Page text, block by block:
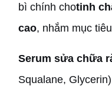
bì chính chotinh
cao, nhắm mục
Serum sửa chữa
Squalane, Glycerin)